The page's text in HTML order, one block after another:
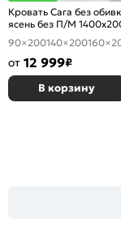
Кровать Сага без
ясень без П/М
ортопедическое
изголовье жесткое
90×200140×200
от 12 999₽
В корзину